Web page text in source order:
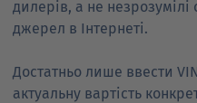
дилерів, а не
джерел в Інтернеті.
Достатньо лише ввести
актуальну вартість